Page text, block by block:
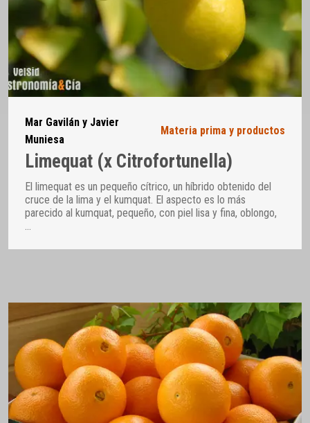
Mar Gavilán y Javier
Muniesa
Materia prima y productos
Limequat (x Citrofortunella)
El limequat es un pequeño cítrico, un híbrido obtenido del
cruce de la lima y el kumquat. El aspecto es lo más
parecido al kumquat, pequeño, con piel lisa y fina, oblongo,
…